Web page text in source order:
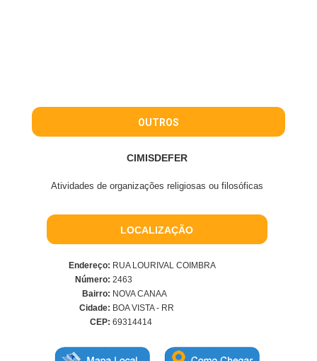
OUTROS
CIMISDEFER
Atividades de organizações religiosas ou filosóficas
LOCALIZAÇÃO
Endereço: RUA LOURIVAL COIMBRA
Número: 2463
Bairro: NOVA CANAA
Cidade: BOA VISTA - RR
CEP: 69314414